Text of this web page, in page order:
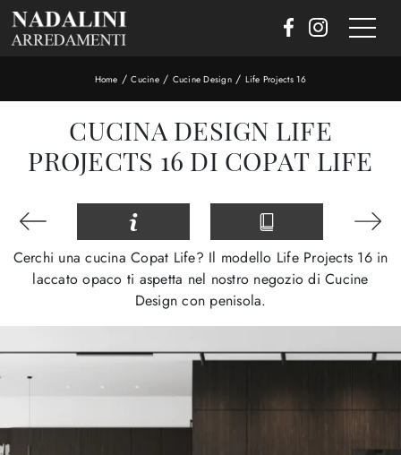
Home /Cucine/ Cucine Design / Life Projects 16
CUCINA DESIGN LIFE
PROJECTS 16 DI COPAT LIFE
Cerchi una cucina Copat Life? Il modello Life Projects 16 in
laccato opaco ti aspetta nel nostro negozio di Cucine
Design con penisola.